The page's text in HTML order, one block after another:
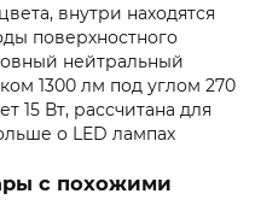
внутри находятся
поверхностного
нейтральный
1300 лм под углом 270
15 Вт, рассчитана для
о LED лампах
с похожими